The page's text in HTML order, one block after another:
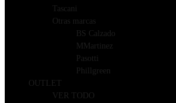
Tascani
Otras marcas
BS Calzado
MMartinez
Pasotti
Phillgreen
OUTLET
VER TODO